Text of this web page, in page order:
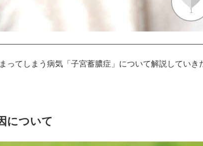
1
ってしまう病気「子宮蓄膿症」について解説していき
について